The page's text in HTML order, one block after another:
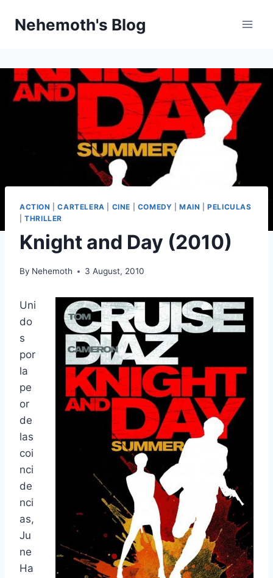
Nehemoth's Blog
ACTION |CARTELERA CINE COMEDY |MAIN |PELICULAS
|THRILLER
Knight and Day (2010)
By Nehemoth 3 August, 2010
Uni
do
s
por
la
pe
or
de
las
coi
nci
de
nci
as,
Ju
ne
Ha